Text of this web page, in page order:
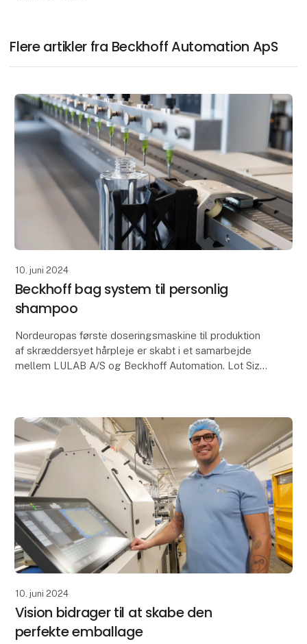
Flere artikler fra Beckhoff Automation ApS
10. juni 2024
Beckhoff bag system til personlig
shampoo
Nordeuropas første doseringsmaskine til produktion
af skræddersyet hårpleje er skabt i et samarbejde
mellem LULAB A/S og Beckhoff Automation. Lot Size
10. juni 2024
Vision bidrager til at skabe den
perfekte emballage